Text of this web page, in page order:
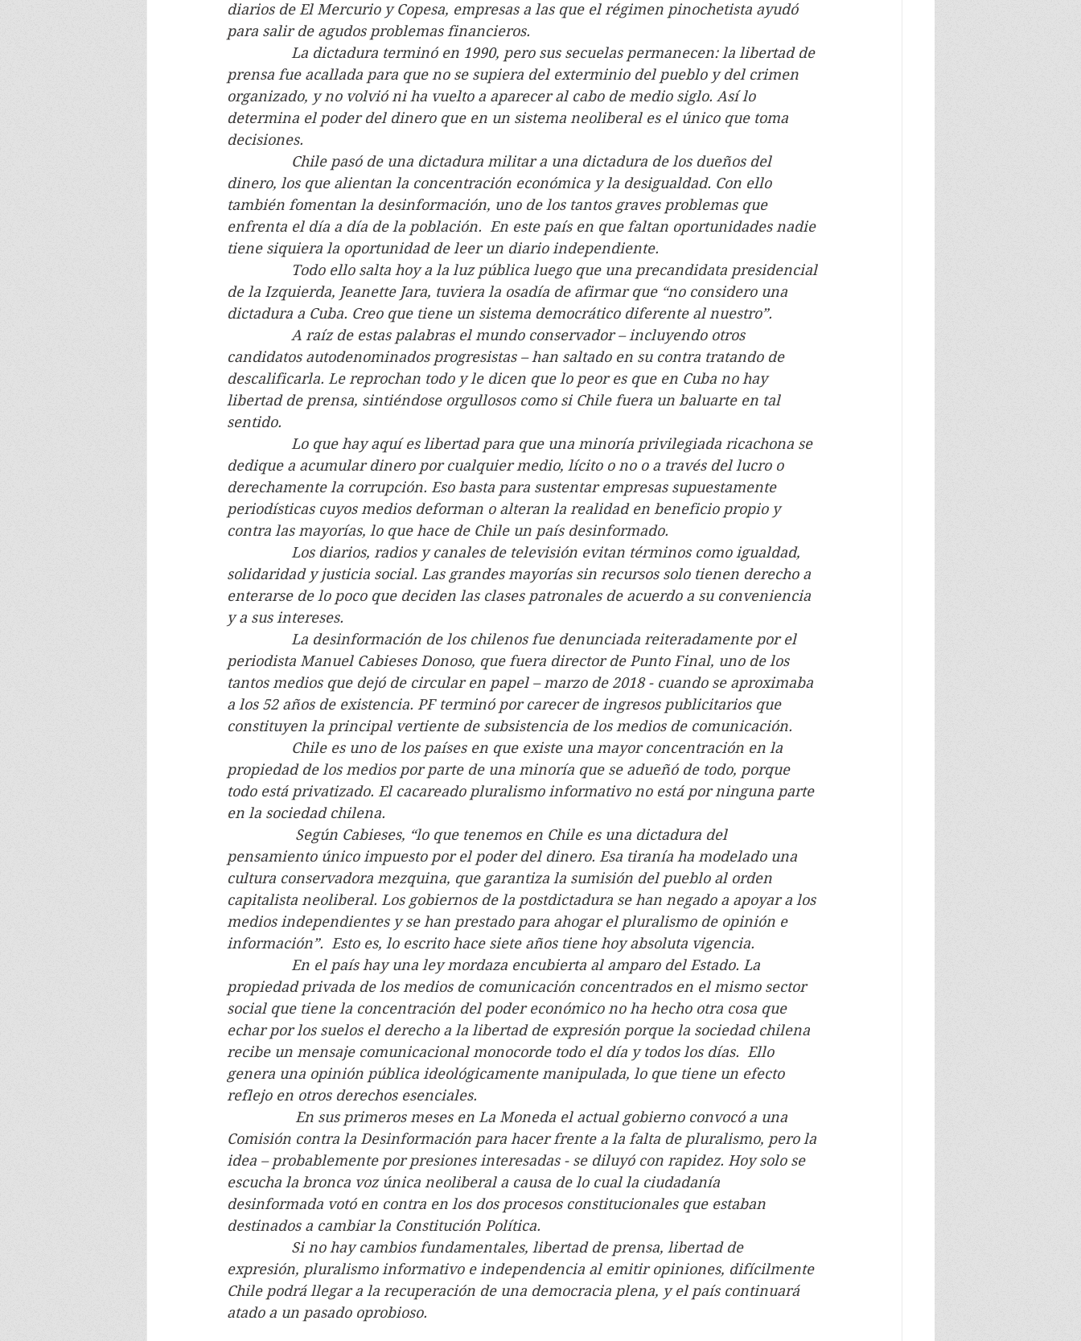
diarios de El Mercurio y Copesa, empresas a las que el régimen pinochetista ayudó
para salir de agudos problemas financieros.
La dictadura terminó en 1990, pero sus secuelas permanecen: la libertad de
prensa fue acallada para que no se supiera del exterminio del pueblo y del crimen
organizado, y no volvió ni ha vuelto a aparecer al cabo de medio siglo. Así lo
determina el poder del dinero que en un sistema neoliberal es el único que toma
decisiones.
Chile pasó de una dictadura militar a una dictadura de los dueños del
dinero, los que alientan la concentración económica y la desigualdad. Con ello
también fomentan la desinformación, uno de los tantos graves problemas que
enfrenta el día a día de la población.  En este país en que faltan oportunidades nadie
tiene siquiera la oportunidad de leer un diario independiente.
Todo ello salta hoy a la luz pública luego que una precandidata presidencial
de la Izquierda, Jeanette Jara, tuviera la osadía de afirmar que “no considero una
dictadura a Cuba. Creo que tiene un sistema democrático diferente al nuestro”.
A raíz de estas palabras el mundo conservador – incluyendo otros
candidatos autodenominados progresistas – han saltado en su contra tratando de
descalificarla. Le reprochan todo y le dicen que lo peor es que en Cuba no hay
libertad de prensa, sintiéndose orgullosos como si Chile fuera un baluarte en tal
sentido.
Lo que hay aquí es libertad para que una minoría privilegiada ricachona se
dedique a acumular dinero por cualquier medio, lícito o no o a través del lucro o
derechamente la corrupción. Eso basta para sustentar empresas supuestamente
periodísticas cuyos medios deforman o alteran la realidad en beneficio propio y
contra las mayorías, lo que hace de Chile un país desinformado.
Los diarios, radios y canales de televisión evitan términos como igualdad,
solidaridad y justicia social. Las grandes mayorías sin recursos solo tienen derecho a
enterarse de lo poco que deciden las clases patronales de acuerdo a su conveniencia
y a sus intereses.
La desinformación de los chilenos fue denunciada reiteradamente por el
periodista Manuel Cabieses Donoso, que fuera director de Punto Final, uno de los
tantos medios que dejó de circular en papel – marzo de 2018 - cuando se aproximaba
a los 52 años de existencia. PF terminó por carecer de ingresos publicitarios que
constituyen la principal vertiente de subsistencia de los medios de comunicación.
Chile es uno de los países en que existe una mayor concentración en la
propiedad de los medios por parte de una minoría que se adueñó de todo, porque
todo está privatizado. El cacareado pluralismo informativo no está por ninguna parte
en la sociedad chilena.
Según Cabieses, “lo que tenemos en Chile es una dictadura del
pensamiento único impuesto por el poder del dinero. Esa tiranía ha modelado una
cultura conservadora mezquina, que garantiza la sumisión del pueblo al orden
capitalista neoliberal. Los gobiernos de la postdictadura se han negado a apoyar a los
medios independientes y se han prestado para ahogar el pluralismo de opinión e
información”.  Esto es, lo escrito hace siete años tiene hoy absoluta vigencia.
En el país hay una ley mordaza encubierta al amparo del Estado. La
propiedad privada de los medios de comunicación concentrados en el mismo sector
social que tiene la concentración del poder económico no ha hecho otra cosa que
echar por los suelos el derecho a la libertad de expresión porque la sociedad chilena
recibe un mensaje comunicacional monocorde todo el día y todos los días.  Ello
genera una opinión pública ideológicamente manipulada, lo que tiene un efecto
reflejo en otros derechos esenciales.
En sus primeros meses en La Moneda el actual gobierno convocó a una
Comisión contra la Desinformación para hacer frente a la falta de pluralismo, pero la
idea – probablemente por presiones interesadas - se diluyó con rapidez. Hoy solo se
escucha la bronca voz única neoliberal a causa de lo cual la ciudadanía
desinformada votó en contra en los dos procesos constitucionales que estaban
destinados a cambiar la Constitución Política.
Si no hay cambios fundamentales, libertad de prensa, libertad de
expresión, pluralismo informativo e independencia al emitir opiniones, difícilmente
Chile podrá llegar a la recuperación de una democracia plena, y el país continuará
atado a un pasado oprobioso.